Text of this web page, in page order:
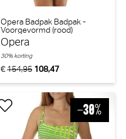
Opera Badpak Badpak -
Voorgevormd (rood)
Opera
€154,95 108,47
30% korting